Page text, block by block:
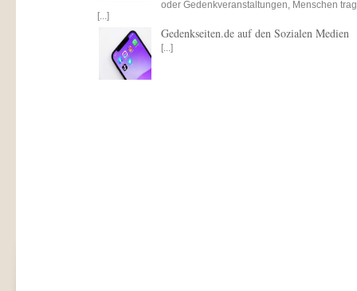
oder Gedenkveranstaltungen, Menschen
[...]
Gedenkseiten.de auf den Sozialen Medien
[...]